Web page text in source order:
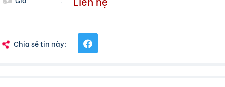
Chia sẻ tin này: